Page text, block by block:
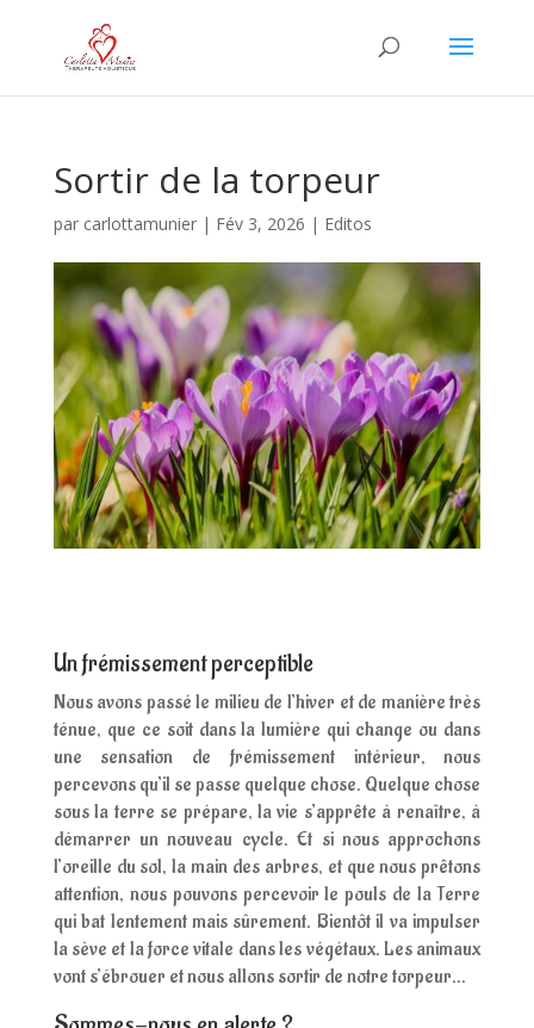
Sortir de la torpeur
par carlottamunier| Fév 3, 2026 | Editos
Un frémissement perceptible
Nous avons passé le milieu de l’hiver et de manière très
ténue, que ce soit dans la lumière qui change ou dans
une sensation de frémissement intérieur, nous
percevons qu’il se passe quelque chose. Quelque chose
sous la terre se prépare, la vie s’apprête à renaître, à
démarrer un nouveau cycle. Et si nous approchons
l’oreille du sol, la main des arbres, et que nous prêtons
attention, nous pouvons percevoir le pouls de la Terre
qui bat lentement mais sûrement. Bientôt il va impulser
la sève et la force vitale dans les végétaux. Les animaux
vont s’ébrouer et nous allons sortir de notre torpeur…